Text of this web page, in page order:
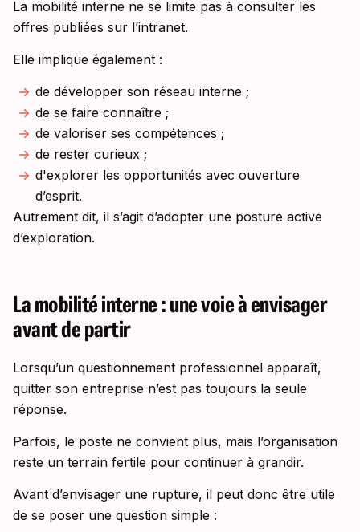
La mobilité interne ne se limite pas à consulter les
offres publiées sur l’intranet.
Elle implique également :
de développer son réseau interne ;
de se faire connaître ;
de valoriser ses compétences ;
de rester curieux ;
d'explorer les opportunités avec ouverture
d’esprit.
Autrement dit, il s’agit d’adopter une posture active
d’exploration.
La mobilité interne : une voie à envisager
avant de partir
Lorsqu’un questionnement professionnel apparaît,
quitter son entreprise n’est pas toujours la seule
réponse.
Parfois, le poste ne convient plus, mais l’organisation
reste un terrain fertile pour continuer à grandir.
Avant d’envisager une rupture, il peut donc être utile
de se poser une question simple :